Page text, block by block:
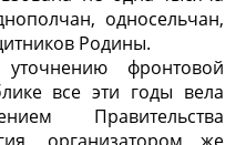
односельчан,
Родины.
фронтовой
все эти годы вела
Правительства